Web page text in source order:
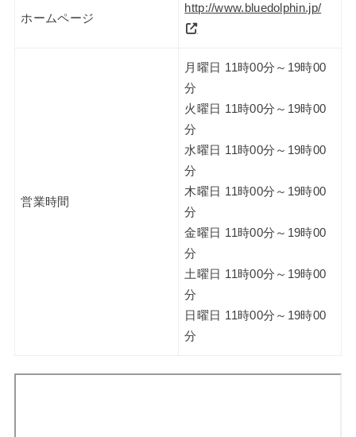
ホームページ
http://www.bluedolphin.jp/
営業時間
月曜日 11時00分～19時00
分
火曜日 11時00分～19時00
分
水曜日 11時00分～19時00
分
木曜日 11時00分～19時00
分
金曜日 11時00分～19時00
分
土曜日 11時00分～19時00
分
日曜日 11時00分～19時00
分